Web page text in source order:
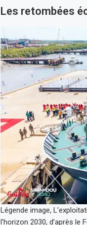
Les retombées
Légende image,
l’horizon 2030, d’après